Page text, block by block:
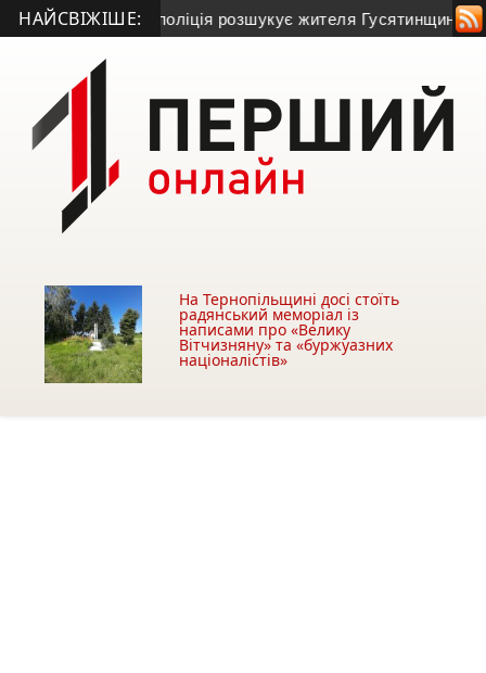
НАЙСВІЖІШЕ:
та зник: поліція розшукує жителя Гусятинщини
На Тернопільщині досі стоїть
радянський меморіал із
написами про «Велику
Вітчизняну» та «буржуазних
націоналістів»